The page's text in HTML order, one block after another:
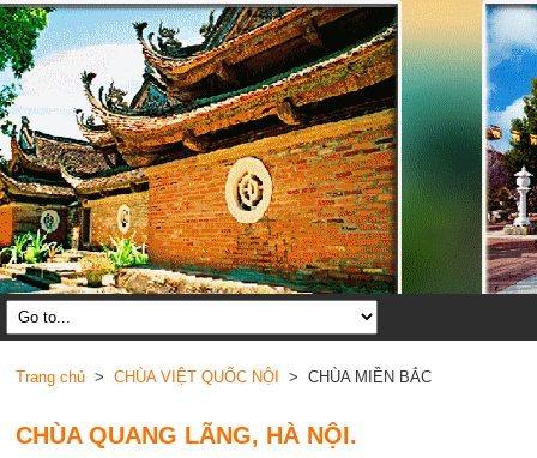
Trang chủ> CHÙA VIỆT QUỐC NỘI > CHÙA MIỀN BẮC
CHÙA QUANG LÃNG, HÀ NỘI.